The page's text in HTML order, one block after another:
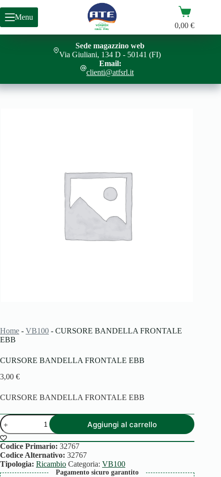
contenuto
CURSORE BANDELLA FRONTALE EBB Aggiungi al carrello
Menu
Carrello
0,00€
Sede magazzino web
Via Giuliani, 134 D - 50141 (FI)
Email:
clienti@atfsrl.it
Home - VB100 - CURSORE BANDELLA FRONTALE
EBB
CURSORE BANDELLA FRONTALE EBB
3,00 €
CURSORE BANDELLA FRONTALE EBB
CURSORE
BANDELLA
FRONTALE
EBB
quantità
Aggiungi al carrello
Codice Primario: 32767
Codice Alternativo: 32767
Tipologia: Ricambio Categoria: VB100
Pagamento sicuro garantito